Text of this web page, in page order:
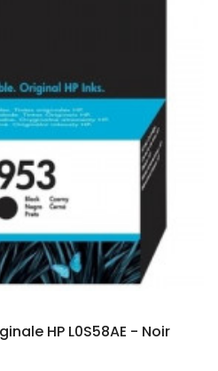
HP L0S58AE - Noir